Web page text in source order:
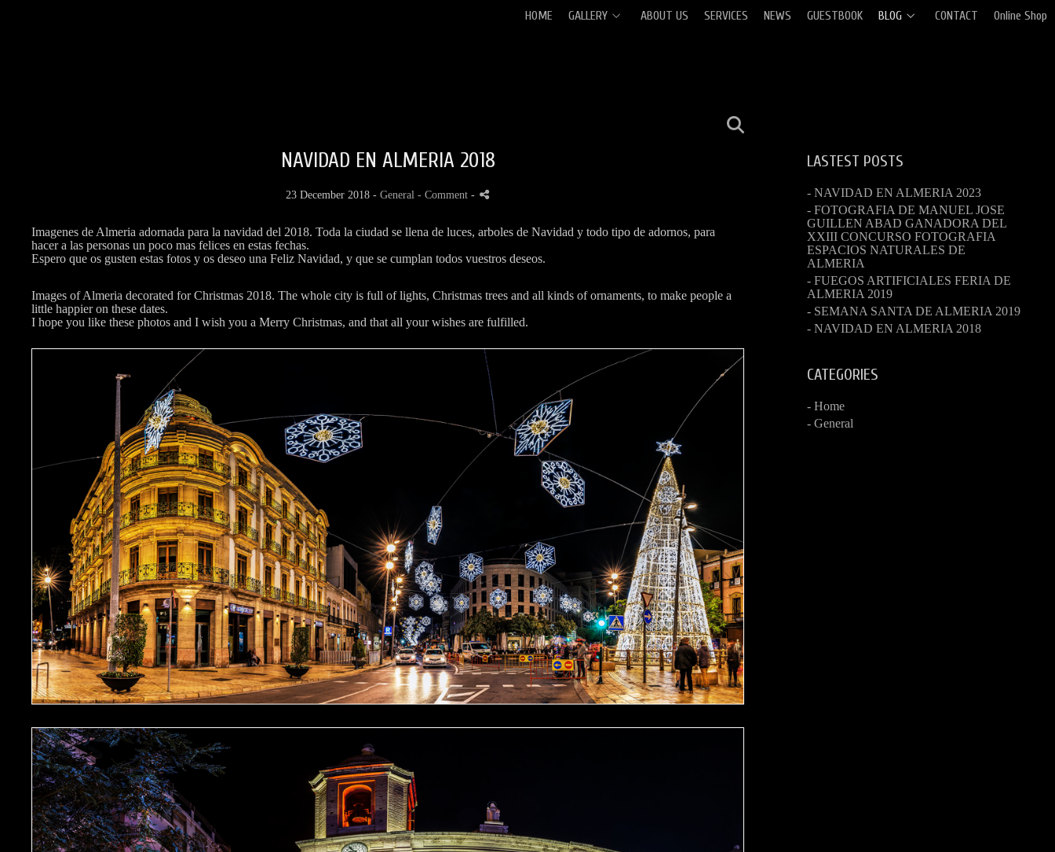
HOME GALLERY ABOUT US SERVICES NEWS GUESTBOOK BLOG CONTACT Online Shop
NAVIDAD EN ALMERIA 2018
23 December 2018 - General - Comment -
Imagenes de Almeria adornada para la navidad del 2018. Toda la ciudad se llena de luces, arboles de Navidad y todo tipo de adornos, para
hacer a las personas un poco mas felices en estas fechas.
Espero que os gusten estas fotos y os deseo una Feliz Navidad, y que se cumplan todos vuestros deseos.
Images of Almeria decorated for Christmas 2018. The whole city is full of lights, Christmas trees and all kinds of ornaments, to make people a
little happier on these dates.
I hope you like these photos and I wish you a Merry Christmas, and that all your wishes are fulfilled.
LASTEST POSTS
- NAVIDAD EN ALMERIA 2023
- FOTOGRAFIA DE MANUEL JOSE
GUILLEN ABAD GANADORA DEL
XXIII CONCURSO FOTOGRAFIA
ESPACIOS NATURALES DE
ALMERIA
- FUEGOS ARTIFICIALES FERIA DE
ALMERIA 2019
- SEMANA SANTA DE ALMERIA 2019
- NAVIDAD EN ALMERIA 2018
CATEGORIES
- Home
- General